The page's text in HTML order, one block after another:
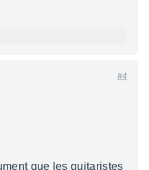
#4
que les guitaristes